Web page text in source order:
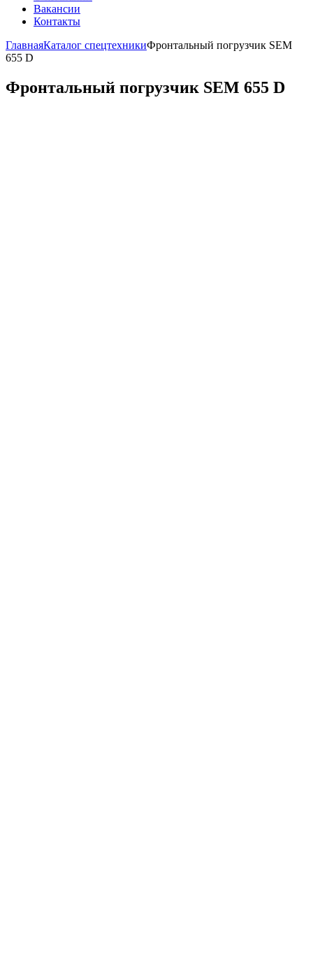
Вакансии
Контакты
ГлавнаяКаталог спецтехникиФронтальный погрузчик SEM
655 D
Фронтальный погрузчик SEM 655 D